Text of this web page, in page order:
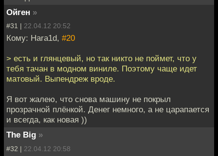
Ойген »
#31 | 22.04.12 20:52
Кому: Hara1d, #20
> есть и глянцевый, но так никто не поймет, что у
тебя тачан в модном виниле. Поэтому чаще идет
матовый. Выпендреж вроде.
Я вот жалею, что снова машину не покрыл
прозрачной плёнкой. Денег немного, а не царапается
и всегда, как новая ))
The Big »
#32 | 22.04.12 20:58